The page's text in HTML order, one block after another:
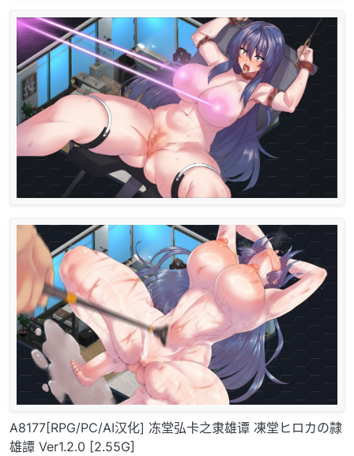
A8177[RPG/PC/AI汉化] 冻堂弘卡之隶雄谭 凍堂ヒロカの隷
雄譚 Ver1.2.0 [2.55G]